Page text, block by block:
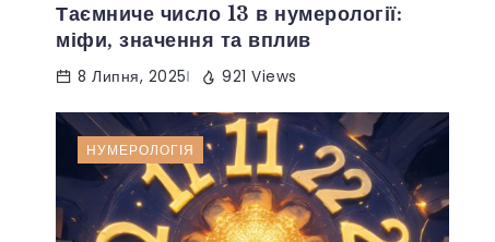
Таємниче число 13 в нумерології:
міфи, значення та вплив
8 Липня, 2025 921 Views
НУМЕРОЛОГІЯ